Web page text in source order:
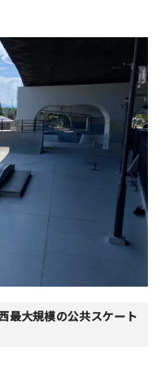
最大規模の公共スケート